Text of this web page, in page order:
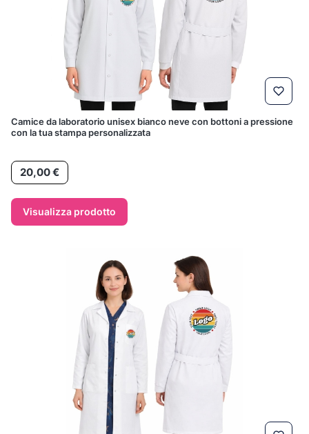
Camice da laboratorio unisex bianco neve con bottoni a pressione
con la tua stampa personalizzata
Prezzo
20,00 €
Visualizza prodotto